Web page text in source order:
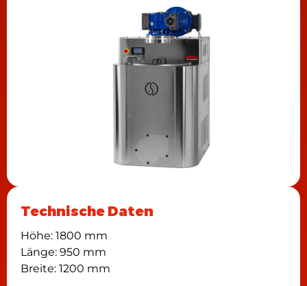
Technische Daten
Höhe: 1800 mm
Länge: 950 mm
Breite: 1200 mm